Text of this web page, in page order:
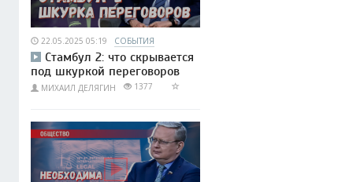
22.05.2025 05:19 СОБЫТИЯ
Стамбул 2: что скрывается
под шкуркой переговоров
МИХАИЛ ДЕЛЯГИН 1377